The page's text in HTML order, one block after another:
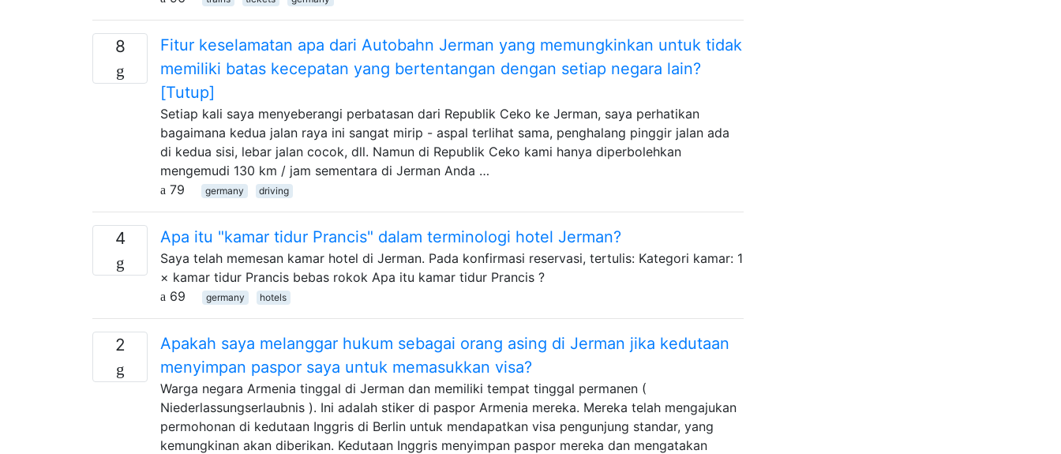
8
Fitur keselamatan apa dari Autobahn Jerman yang memungkinkan untuk tidak
memiliki batas kecepatan yang bertentangan dengan setiap negara lain?
[Tutup]
Setiap kali saya menyeberangi perbatasan dari Republik Ceko ke Jerman, saya perhatikan
bagaimana kedua jalan raya ini sangat mirip - aspal terlihat sama, penghalang pinggir jalan ada
di kedua sisi, lebar jalan cocok, dll. Namun di Republik Ceko kami hanya diperbolehkan
mengemudi 130 km / jam sementara di Jerman Anda …
79
germany driving
4 Apa itu "kamar tidur Prancis" dalam terminologi hotel Jerman?
Saya telah memesan kamar hotel di Jerman. Pada konfirmasi reservasi, tertulis: Kategori kamar: 1
× kamar tidur Prancis bebas rokok Apa itu kamar tidur Prancis ?
69
germany hotels
2
Apakah saya melanggar hukum sebagai orang asing di Jerman jika kedutaan
menyimpan paspor saya untuk memasukkan visa?
Warga negara Armenia tinggal di Jerman dan memiliki tempat tinggal permanen (
Niederlassungserlaubnis ). Ini adalah stiker di paspor Armenia mereka. Mereka telah mengajukan
permohonan di kedutaan Inggris di Berlin untuk mendapatkan visa pengunjung standar, yang
kemungkinan akan diberikan. Kedutaan Inggris menyimpan paspor mereka dan mengatakan